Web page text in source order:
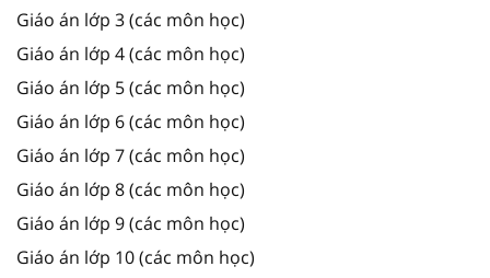
Giáo án lớp 3 (các môn học)
Giáo án lớp 4 (các môn học)
Giáo án lớp 5 (các môn học)
Giáo án lớp 6 (các môn học)
Giáo án lớp 7 (các môn học)
Giáo án lớp 8 (các môn học)
Giáo án lớp 9 (các môn học)
Giáo án lớp 10 (các môn học)